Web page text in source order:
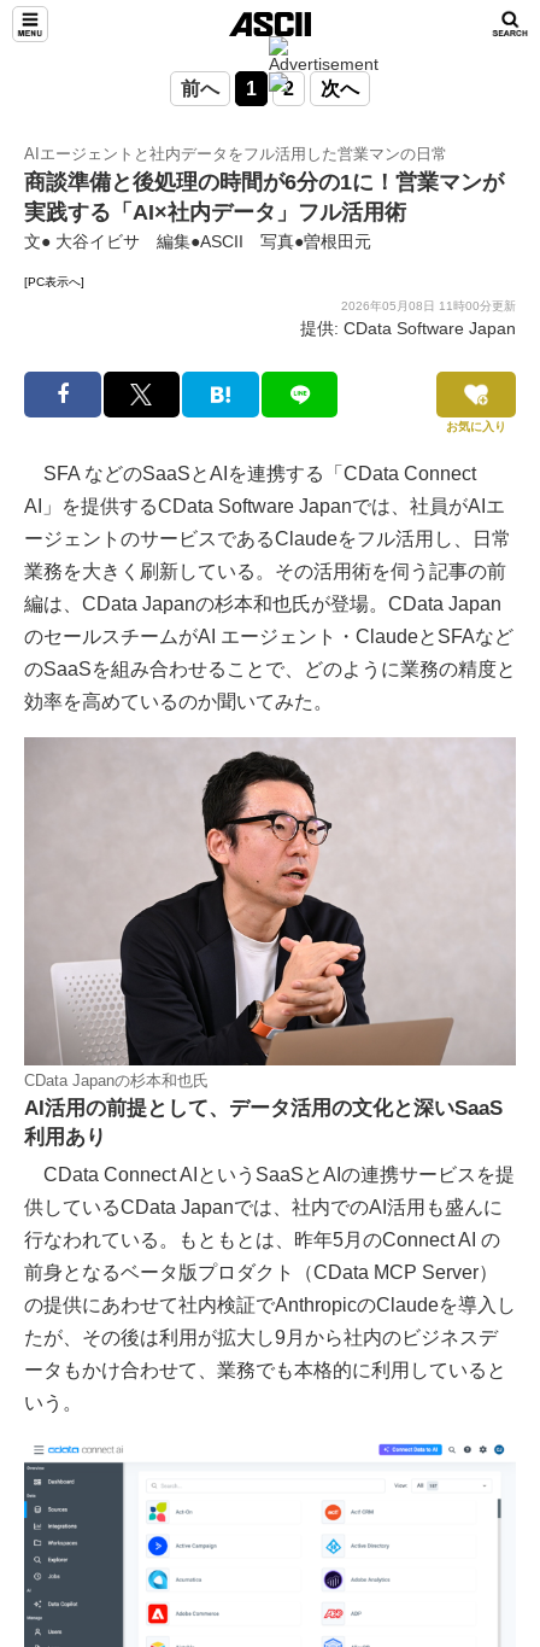
前へ 1 2 次へ
AIエージェントと社内データをフル活用した営業マンの日常
商談準備と後処理の時間が6分の1に！営業マンが
実践する「AI×社内データ」フル活用術
文● 大谷イビサ 編集●ASCII 写真●曽根田元
[PC表示へ]
2026年05月08日 11時00分更新
提供: CData Software Japan
お気に入り
SFA などのSaaSとAIを連携する「CData Connect
AI」を提供するCData Software Japanでは、社員がAIエ
ージェントのサービスであるClaudeをフル活用し、日常
業務を大きく刷新している。その活用術を伺う記事の前
編は、CData Japanの杉本和也氏が登場。CData Japan
のセールスチームがAI エージェント・ClaudeとSFAなど
のSaaSを組み合わせることで、どのように業務の精度と
効率を高めているのか聞いてみた。
CData Japanの杉本和也氏
AI活用の前提として、データ活用の文化と深いSaaS
利用あり
CData Connect AIというSaaSとAIの連携サービスを提
供しているCData Japanでは、社内でのAI活用も盛んに
行なわれている。もともとは、昨年5月のConnect AI の
前身となるベータ版プロダクト（CData MCP Server）
の提供にあわせて社内検証でAnthropicのClaudeを導入し
たが、その後は利用が拡大し9月から社内のビジネスデ
ータもかけ合わせて、業務でも本格的に利用していると
いう。